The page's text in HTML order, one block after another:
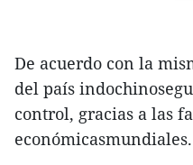
De acuerdo con la
del país
control, gracias a las
económicasmundiales.